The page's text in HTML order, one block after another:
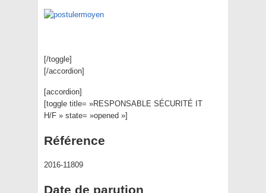
[/toggle]
[/accordion]
[accordion]
[toggle title= »RESPONSABLE SÉCURITÉ IT
H/F » state= »opened »]
Référence
2016-11809
Date de parution